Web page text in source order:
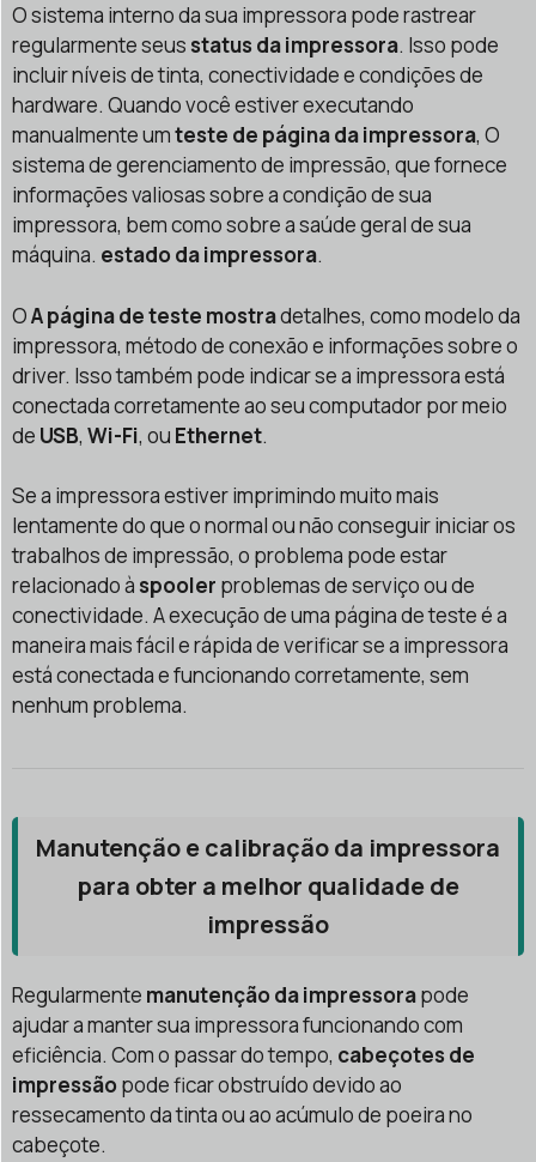
O sistema interno da sua impressora pode rastrear
regularmente seus status da impressora. Isso pode
incluir níveis de tinta, conectividade e condições de
hardware. Quando você estiver executando
manualmente umteste de página da impressora, O
sistema de gerenciamento de impressão, que fornece
informações valiosas sobre a condição de sua
impressora, bem como sobre a saúde geral de sua
máquina. estado da impressora.
OA página de teste mostradetalhes, como modelo da
impressora, método de conexão e informações sobre o
driver. Isso também pode indicar se a impressora está
conectada corretamente ao seu computador por meio
de USB, Wi-Fi, ou Ethernet.
Se a impressora estiver imprimindo muito mais
lentamente do que o normal ou não conseguir iniciar os
trabalhos de impressão, o problema pode estar
relacionado à spooler problemas de serviço ou de
conectividade. A execução de uma página de teste é a
maneira mais fácil e rápida de verificar se a impressora
está conectada e funcionando corretamente, sem
nenhum problema.
Manutenção e calibração da impressora
para obter a melhor qualidade de
impressão
Regularmente manutenção da impressorapode
ajudar a manter sua impressora funcionando com
eficiência. Com o passar do tempo, cabeçotes de
impressão pode ficar obstruído devido ao
ressecamento da tinta ou ao acúmulo de poeira no
cabeçote.